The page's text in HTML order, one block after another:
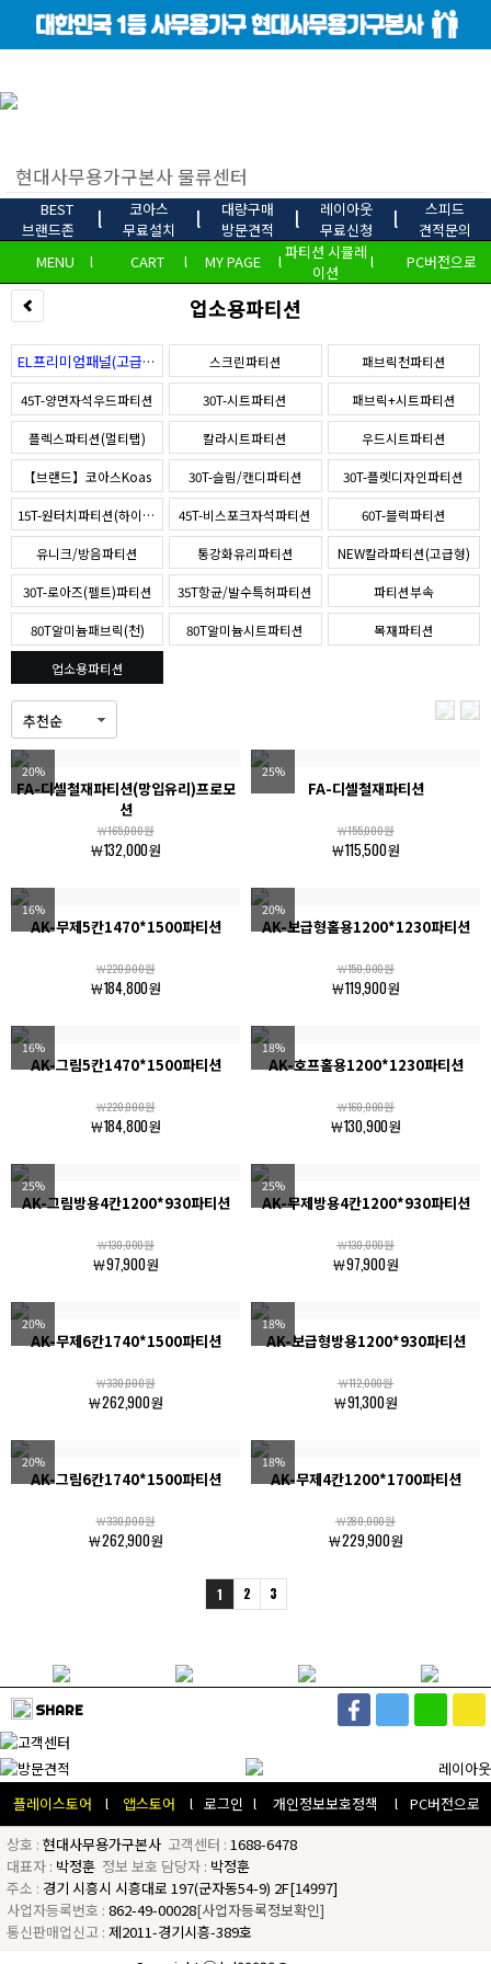
BEST
브랜드존
l
코아스
무료설치
l
대량구매
방문견적
l
레이아웃
무료신청
l
스피드
견적문의
MENU
l CART l MY PAGE l파티션 시뮬레
이션
l PC버전으로
업소용파티션
EL프리미엄패널(고급형) 스크린파티션 패브릭천파티션
45T-양면자석우드파티션 30T-시트파티션 패브릭+시트파티션
플렉스파티션(멀티탭) 칼라시트파티션 우드시트파티션
【브랜드】코아스Koas 30T-슬림/캔디파티션 30T-플렛디자인파티션
15T-원터치파티션(하이퍼스) 45T-비스포크자석파티션 60T-블럭파티션
유니크/방음파티션 통강화유리파티션 NEW칼라파티션(고급형)
30T-로아즈(펠트)파티션 35T항균/발수특허파티션 파티션부속
80T알미늄패브릭(천) 80T알미늄시트파티션 목재파티션
업소용파티션
20%
FA-디셀철재파티션(망입유리)프로모
션
￦165,000원
￦132,000원
25%
FA-디셀철재파티션
￦155,000원
￦115,500원
16%
AK-무제5칸1470*1500파티션
￦220,000원
￦184,800원
20%
AK-보급형홀용1200*1230파티션
￦150,000원
￦119,900원
16%
AK-그림5칸1470*1500파티션
￦220,000원
￦184,800원
18%
AK-호프홀용1200*1230파티션
￦160,000원
￦130,900원
25%
AK-그림방용4칸1200*930파티션
￦130,000원
￦97,900원
25%
AK-무제방용4칸1200*930파티션
￦130,000원
￦97,900원
20%
AK-무제6칸1740*1500파티션
￦330,000원
￦262,900원
18%
AK-보급형방용1200*930파티션
￦112,000원
￦91,300원
20%
AK-그림6칸1740*1500파티션
￦330,000원
￦262,900원
18%
AK-무제4칸1200*1700파티션
￦280,000원
￦229,900원
1 2 3
SHARE
플레이스토어 l 앱스토어 l 로그인 l 개인정보보호정책 l
PC버전으로
상호 : 현대사무용가구본사 고객센터 : 1688-6478
대표자 : 박정훈 정보 보호 담당자 : 박정훈
주소 : 경기 시흥시 시흥대로 197(군자동54-9) 2F[14997]
사업자등록번호 : 862-49-00028[사업자등록정보확인]
통신판매업신고 : 제2011-경기시흥-389호